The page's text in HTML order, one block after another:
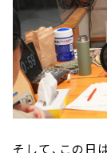
そして、この日